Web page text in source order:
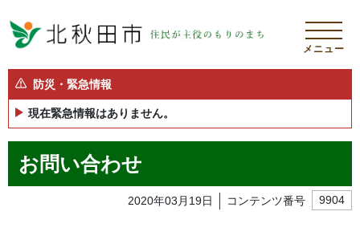
メニュー
防災・緊急情報
現在緊急情報はありません。
お問い合わせ
2020年03月19日 コンテンツ番号 9904